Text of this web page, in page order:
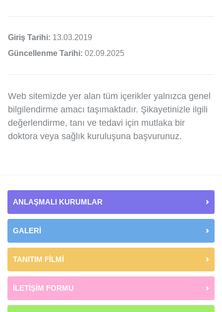
Giriş Tarihi: 13.03.2019
Güncellenme Tarihi: 02.09.2025
Web sitemizde yer alan tüm içerikler yalnızca genel
bilgilendirme amacı taşımaktadır. Şikayetinizle ilgili
değerlendirme, tanı ve tedavi için mutlaka bir
doktora veya sağlık kuruluşuna başvurunuz.
ANLAŞMALI KURUMLAR
GALERİ
TANITIM FİLMİ
İLETİŞİM FORMU